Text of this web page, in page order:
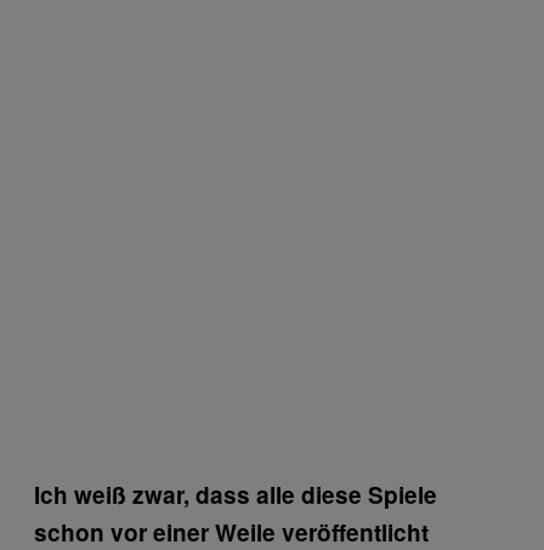
Ich weiß zwar, dass alle diese Spiele
schon vor einer Weile veröffentlicht